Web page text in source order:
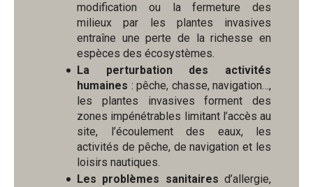
modification ou la fermeture des
milieux par les plantes invasives
entraîne une perte de la richesse en
espèces des écosystèmes.
La perturbation des activités
humaines : pêche, chasse, navigation…,
les plantes invasives forment des
zones impénétrables limitant l’accès au
site, l’écoulement des eaux, les
activités de pêche, de navigation et les
loisirs nautiques.
Les problèmes sanitaires d’allergie,